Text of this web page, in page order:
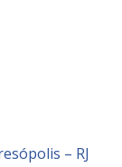
– RJ